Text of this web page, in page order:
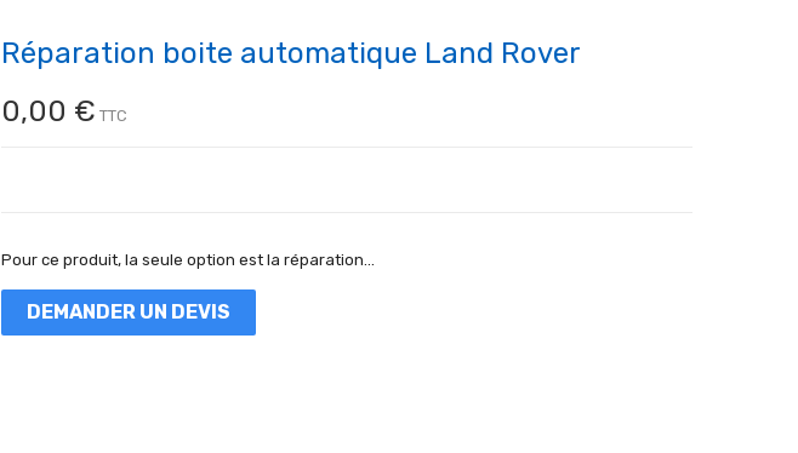
Réparation boite automatique Land Rover
0,00 € TTC
Pour ce produit, la seule option est la réparation...
DEMANDER UN DEVIS